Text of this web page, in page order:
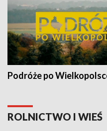
Podróże po
ROLNICTWO I WIEŚ